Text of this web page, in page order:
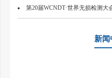
第20届WCNDT·世界无损检测大
新闻